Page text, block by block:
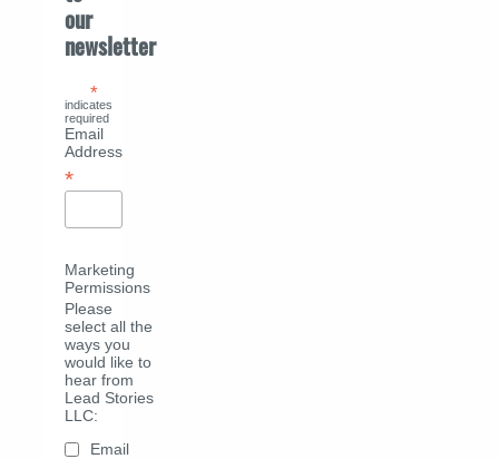
our
newsletter
*
indicates
required
Email
Address
*
Marketing
Permissions
Please
select all the
ways you
would like to
hear from
Lead Stories
LLC:
Email